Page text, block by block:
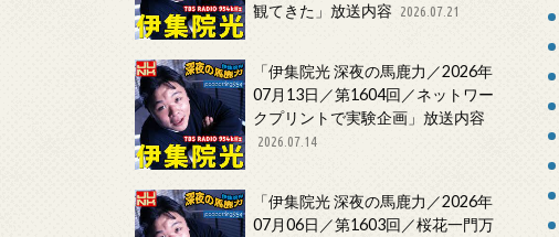
観てきた」放送内容
2026.07.21
「伊集院光 深夜の馬鹿力／2026年
07月13日／第1604回／ネットワー
クプリントで実験企画」放送内容
2026.07.14
「伊集院光 深夜の馬鹿力／2026年
07月06日／第1603回／桜花一門万